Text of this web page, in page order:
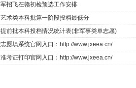
招飞在赣初检预选工作安排
术类本科批第一阶段投档最低分
前批本科投档情况统计表(非军事类单志愿)
愿填系统官网入口：http://www.jxeea.cn/
考证打印官网入口：http://www.jxeea.cn/